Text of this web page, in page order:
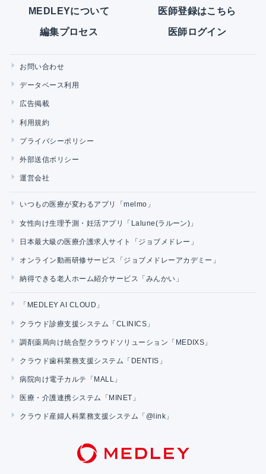
MEDLEYについて 医師登録はこちら
編集プロセス 医師ログイン
お問い合わせ
データベース利用
広告掲載
利用規約
プライバシーポリシー
外部送信ポリシー
運営会社
いつもの医療が変わるアプリ「melmo」
女性向け生理予測・妊活アプリ「Lalune(ラルーン)」
日本最大級の医療介護求人サイト「ジョブメドレー」
オンライン動画研修サービス「ジョブメドレーアカデミー」
納得できる老人ホーム紹介サービス「みんかい」
「MEDLEY AI CLOUD」
クラウド診療支援システム「CLINICS」
調剤薬局向け統合型クラウドソリューション「MEDIXS」
クラウド歯科業務支援システム「DENTIS」
病院向け電子カルテ「MALL」
医療・介護連携システム「MINET」
クラウド産婦人科業務支援システム「@link」